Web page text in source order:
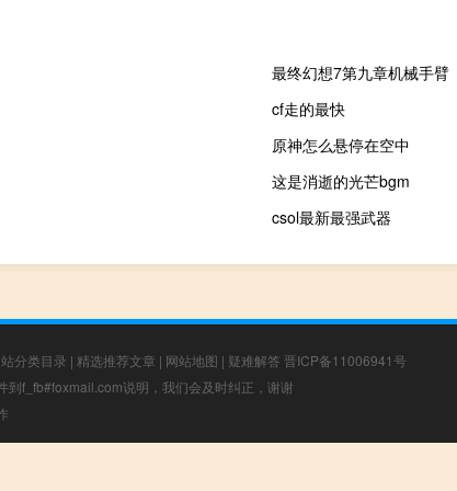
最终幻想7第九章机械手臂
cf走的最快
原神怎么悬停在空中
这是消逝的光芒bgm
csol最新最强武器
分类目录 | 精选推荐文章 | 网站地图 | 疑难解答 晋ICP备11006941号
f_fb#foxmail.com说明，我们会及时纠正，谢谢